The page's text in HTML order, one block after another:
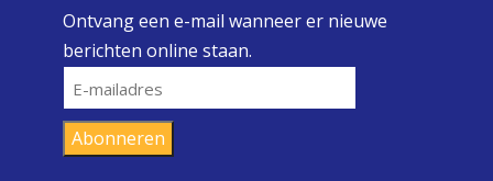
Ontvang een e-mail wanneer er nieuwe
berichten online staan.
E-
mailadres
Abonneren